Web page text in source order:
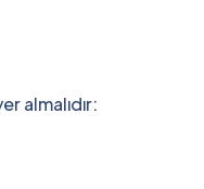
almalıdır: